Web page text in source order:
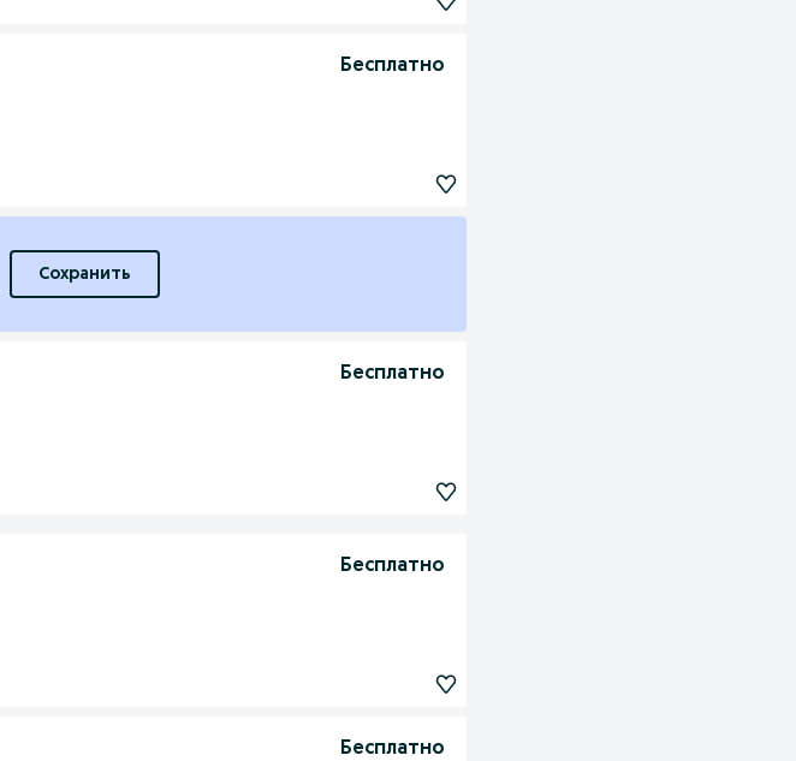
Бесплатно
Сохранить
Бесплатно
Бесплатно
Бесплатно